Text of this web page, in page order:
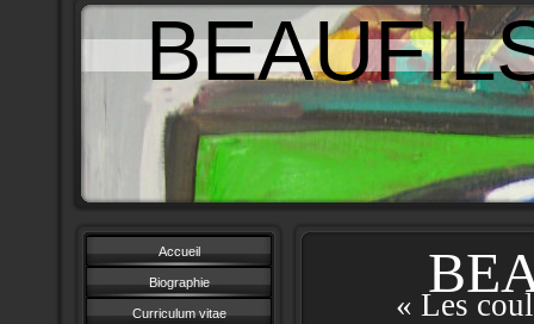
Accueil
Biographie
Curriculum vitae « Les